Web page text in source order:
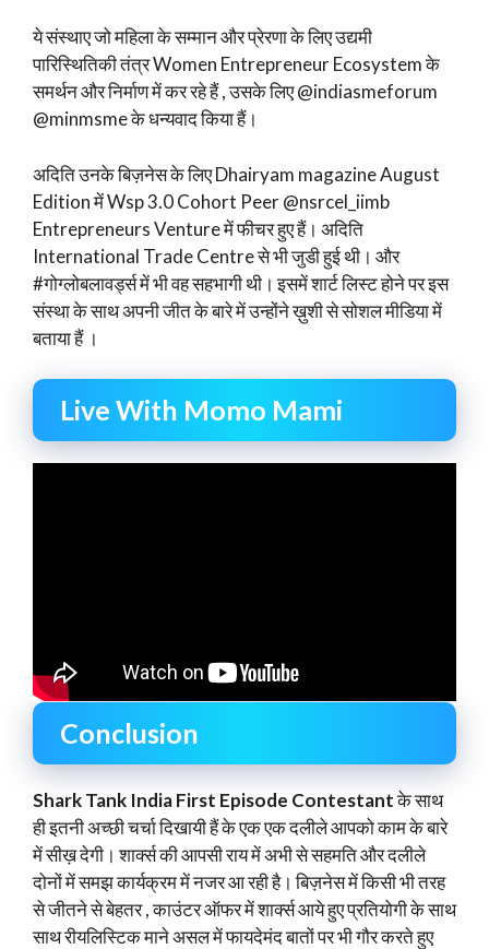
ये संस्थाए जो महिला के सम्मान और प्रेरणा के लिए उद्यमी
पारिस्थितिकी तंत्र Women Entrepreneur Ecosystem के
समर्थन और निर्माण में कर रहे हैं , उसके लिए @indiasmeforum
@minmsme के धन्यवाद किया हैं।
अदिति उनके बिज़नेस के लिए Dhairyam magazine August
Edition में Wsp 3.0 Cohort Peer @nsrcel_iimb
Entrepreneurs Venture में फीचर हुए हैं। अदिति
International Trade Centre से भी जुडी हुई थी। और
#गोग्लोबलावर्ड्स में भी वह सहभागी थी। इसमें शार्ट लिस्ट होने पर इस
संस्था के साथ अपनी जीत के बारे में उन्होंने ख़ुशी से सोशल मीडिया में
बताया हैं ।
Live With Momo Mami
Conclusion
Shark Tank India First Episode Contestantके साथ
ही इतनी अच्छी चर्चा दिखायी हैं के एक एक दलीले आपको काम के बारे
में सीख़ देगी। शार्क्स की आपसी राय में अभी से सहमति और दलीले
दोनों में समझ कार्यक्रम में नजर आ रही है। बिज़नेस में किसी भी तरह
से जीतने से बेहतर , काउंटर ऑफर में शार्क्स आये हुए प्रतियोगी के साथ
साथ रीयलिस्टिक माने असल में फायदेमंद बातों पर भी गौर करते हुए